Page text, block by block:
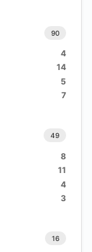
90
4
14
5
7
49
8
11
4
3
16